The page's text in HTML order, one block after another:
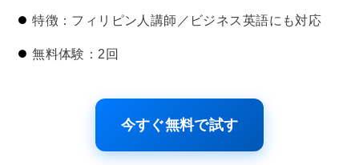
特徴：フィリピン人講師／ビジネス英語にも対応
無料体験：2回
今すぐ無料で試す